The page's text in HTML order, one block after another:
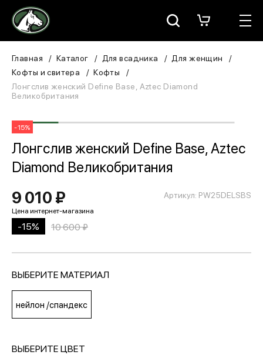
Москва
Для всадника
ЗООТОВАРЫ
Для собаки
Сувениры/Подарки
Главная Каталог Для всадника
Для женщин
Кофты и свитера
Кофты
Лонгслив женский Define Base, Aztec Diamond
Великобритания
-15%
Лонгслив женский Define Base, Aztec
Diamond Великобритания
Артикул: PW25DELSBS
9 010 ₽
-15% 10 600 ₽
ВЫБЕРИТЕ МАТЕРИАЛ
нейлон /спандекс
ВЫБЕРИТЕ ЦВЕТ